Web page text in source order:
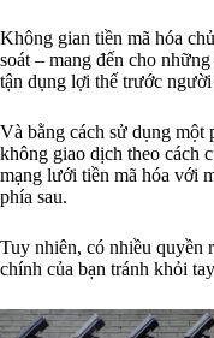
Không gian tiền mã hóa
soát – mang đến cho
tận dụng lợi thế trước
Và bằng cách sử dụng một
không giao dịch theo cách
mạng lưới tiền mã hóa với
phía sau.
Tuy nhiên, có nhiều quyền
chính của bạn tránh khỏi